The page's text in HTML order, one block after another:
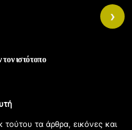
ιστότοπο
τα άρθρα, εικόνες και
›